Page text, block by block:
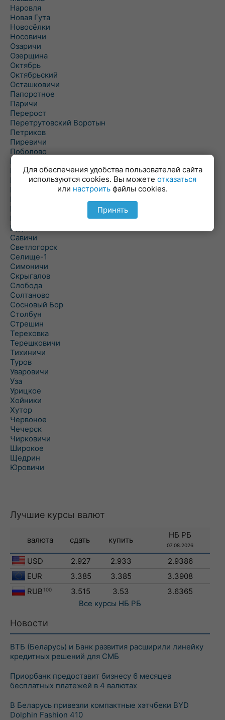
Наровля
Новая Гута
Новосёлки
Носовичи
Озаричи
Озерщина
Октябрь
Октябрьский
Осташковичи
Папоротное
Паричи
Перерост
Перетрутовский Воротын
Петриков
Пиревичи
Поболово
Поколюбичи
Полесье
Птичь
Речица
Ровенская Слобода
Рогачев
Рогинь
Рудня
Савичи
Светлогорск
Селище-1
Симоничи
Скрыгалов
Слобода
Солтаново
Сосновый Бор
Столбун
Стрешин
Тереховка
Терешковичи
Тихиничи
Туров
Уваровичи
Уза
Урицкое
Хойники
Хутор
Червоное
Чечерск
Чирковичи
Широкое
Щедрин
Юровичи
Лучшие курсы валют
валюта сдать купить
НБ РБ
07.08.2026
USD 2.927 2.933
2.9386
EUR
3.385 3.385
3.3908
RUB 100 3.515 3.53
3.6365
Все курсы НБ РБ
Новости
ВТБ (Беларусь) и Банк развития расширили линейку
кредитных решений для СМБ
Приорбанк предоставит бизнесу 6 месяцев
бесплатных платежей в 4 валютах
В Беларусь привезли компактные хэтчбеки BYD
Dolphin Fashion 410
Для обеспечения удобства пользователей сайта
используются cookies. Вы можете отказаться
или настроить файлы cookies.
Принять